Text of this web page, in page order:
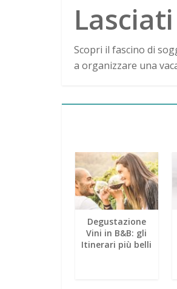
Scopri il fascino di
a organizzare una
Degustazione
Vini in B&B: gli
Itinerari più belli